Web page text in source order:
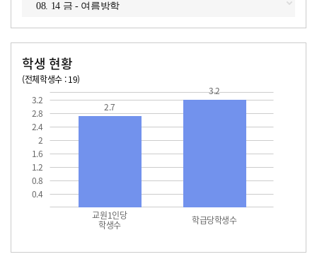
08. 14 금 - 여름방학
학생 현황
(전체학생수 : 19)
0.4
0.8
1.2
1.6
2
2.4
2.8
3.2
교원1인당
학생수 학급당학생수
2.7
3.2